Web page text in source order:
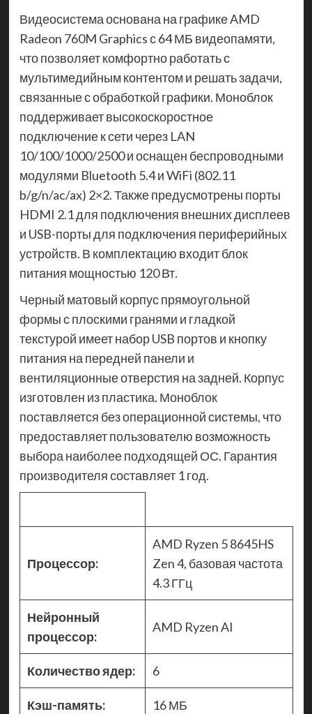
Видеосистема основана на графике AMD
Radeon 760M Graphics с 64 МБ видеопамяти,
что позволяет комфортно работать с
мультимедийным контентом и решать задачи,
связанные с обработкой графики. Моноблок
поддерживает высокоскоростное
подключение к сети через LAN
10/100/1000/2500 и оснащен беспроводными
модулями Bluetooth 5.4 и WiFi (802.11
b/g/n/ac/ax) 2×2. Также предусмотрены порты
HDMI 2.1 для подключения внешних дисплеев
и USB-порты для подключения периферийных
устройств. В комплектацию входит блок
питания мощностью 120 Вт.
Черный матовый корпус прямоугольной
формы с плоскими гранями и гладкой
текстурой имеет набор USB портов и кнопку
питания на передней панели и
вентиляционные отверстия на задней. Корпус
изготовлен из пластика. Моноблок
поставляется без операционной системы, что
предоставляет пользователю возможность
выбора наиболее подходящей ОС. Гарантия
производителя составляет 1 год.
Процессор:
AMD Ryzen 5 8645HS
Zen 4, базовая частота
4.3 ГГц
Нейронный
процессор:
AMD Ryzen AI
Количество ядер: 6
Кэш-память: 16 МБ